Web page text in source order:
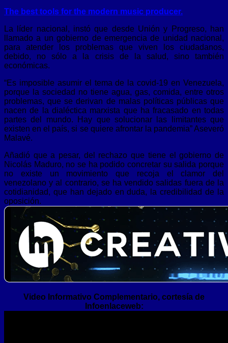
The best tools for the modern music producer.
La líder nacional, instó que desde Unión y Progreso, han
llamado a un gobierno de emergencia de unidad nacional,
para atender los problemas que viven los ciudadanos,
debido, no sólo a la crisis de la salud, sino también
económicas.
“Es imposible asumir el tema de la covid-19 en Venezuela,
porque la sociedad no tiene agua, gas, comida, entre otros
problemas, que se derivan de malas políticas públicas que
nacen de la dialéctica marxista que ha fracasado en todas
partes del mundo. Hay que solucionar las limitantes que
existen en el país, si se quiere afrontar la pandemia” Aseveró
Malavé.
Añadió que a pesar, del rechazo que tiene el gobierno de
Nicolás Maduro, no se ha podido concretar su salida porque
no existe un movimiento que recoja el clamor del
venezolano y al contrario, se ha vendido salidas fuera de la
cotidianidad, que han dejado en duda, la credibilidad de la
oposición.
Video Informativo Complementario, cortesía de
Infoenlaceweb: